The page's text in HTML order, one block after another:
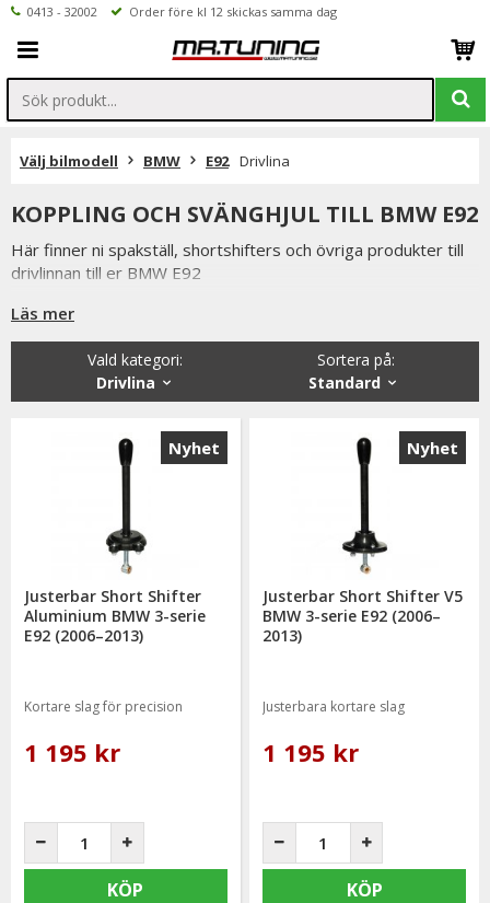
0413 - 32002 Order före kl 12 skickas samma dag
Välj bilmodell BMW E92 Drivlina
KOPPLING OCH SVÄNGHJUL TILL BMW E92
Här finner ni spakställ, shortshifters och övriga produkter till
drivlinnan till er BMW E92
Läs mer
Sortera på:
Standard
Vald kategori:
Drivlina
Nyhet
Justerbar Short Shifter
Aluminium BMW 3-serie
E92 (2006–2013)
Kortare slag för precision
1 195 kr
KÖP
Nyhet
Justerbar Short Shifter V5
BMW 3-serie E92 (2006–
2013)
Justerbara kortare slag
1 195 kr
KÖP